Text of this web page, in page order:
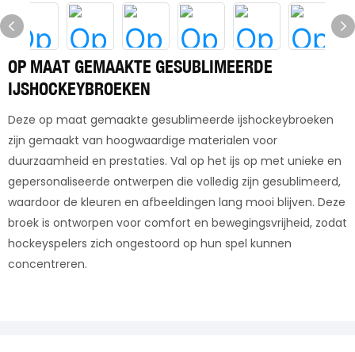
OP MAAT GEMAAKTE GESUBLIMEERDE
IJSHOCKEYBROEKEN
Deze op maat gemaakte gesublimeerde ijshockeybroeken
zijn gemaakt van hoogwaardige materialen voor
duurzaamheid en prestaties. Val op het ijs op met unieke en
gepersonaliseerde ontwerpen die volledig zijn gesublimeerd,
waardoor de kleuren en afbeeldingen lang mooi blijven. Deze
broek is ontworpen voor comfort en bewegingsvrijheid, zodat
hockeyspelers zich ongestoord op hun spel kunnen
concentreren.